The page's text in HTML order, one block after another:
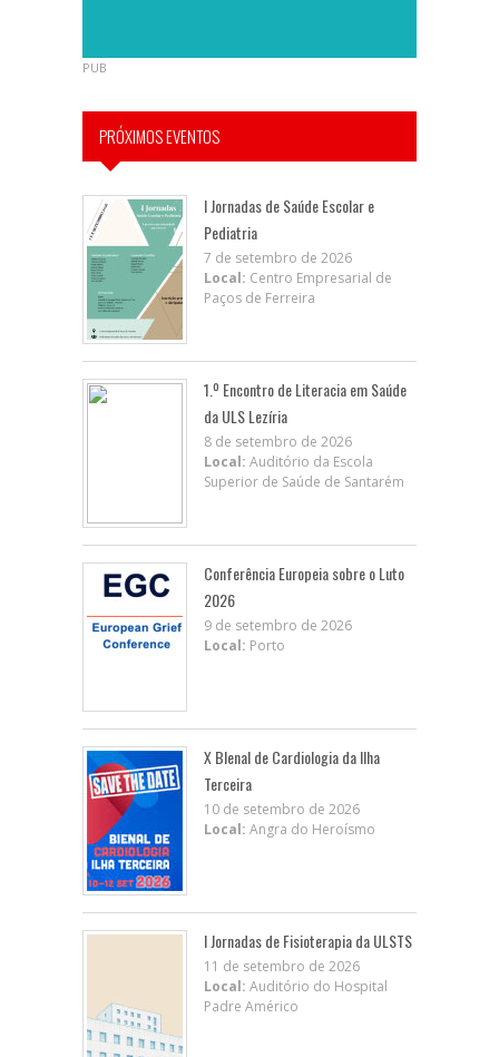
PUB
PRÓXIMOS EVENTOS
I Jornadas de Saúde Escolar e
Pediatria
7 de setembro de 2026
Local: Centro Empresarial de
Paços de Ferreira
1.º Encontro de Literacia em Saúde
da ULS Lezíria
8 de setembro de 2026
Local: Auditório da Escola
Superior de Saúde de Santarém
Conferência Europeia sobre o Luto
2026
9 de setembro de 2026
Local: Porto
X BIenal de Cardiologia da Ilha
Terceira
10 de setembro de 2026
Local: Angra do Heroísmo
I Jornadas de Fisioterapia da ULSTS
11 de setembro de 2026
Local: Auditório do Hospital
Padre Américo